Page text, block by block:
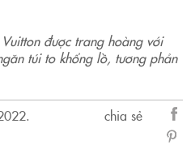
được trang hoàng với
túi to khổng lồ, tương phản
chia sẻ
sẻ